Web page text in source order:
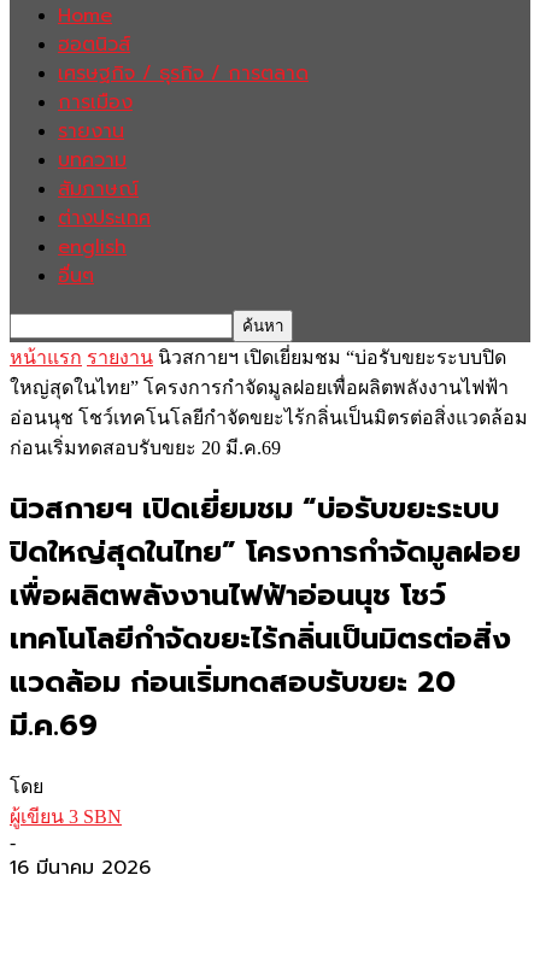
Home
ฮอตนิวส์
เศรษฐกิจ / ธุรกิจ / การตลาด
การเมือง
รายงาน
บทความ
สัมภาษณ์
ต่างประเทศ
english
อื่นๆ
หน้าแรก รายงาน นิวสกายฯ เปิดเยี่ยมชม “บ่อรับขยะระบบปิด
ใหญ่สุดในไทย” โครงการกำจัดมูลฝอยเพื่อผลิตพลังงานไฟฟ้า
อ่อนนุช โชว์เทคโนโลยีกำจัดขยะไร้กลิ่นเป็นมิตรต่อสิ่งแวดล้อม
ก่อนเริ่มทดสอบรับขยะ 20 มี.ค.69
นิวสกายฯ เปิดเยี่ยมชม “บ่อรับขยะระบบ
ปิดใหญ่สุดในไทย” โครงการกำจัดมูลฝอย
เพื่อผลิตพลังงานไฟฟ้าอ่อนนุช โชว์
เทคโนโลยีกำจัดขยะไร้กลิ่นเป็นมิตรต่อสิ่ง
แวดล้อม ก่อนเริ่มทดสอบรับขยะ 20
มี.ค.69
โดย
ผู้เขียน 3 SBN
-
16 มีนาคม 2026